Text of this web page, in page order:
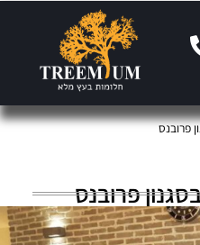
פרובנס